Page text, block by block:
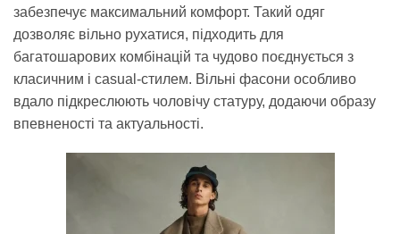
забезпечує максимальний комфорт. Такий одяг
дозволяє вільно рухатися, підходить для
багатошарових комбінацій та чудово поєднується з
класичним і casual-стилем. Вільні фасони особливо
вдало підкреслюють чоловічу статуру, додаючи образу
впевненості та актуальності.